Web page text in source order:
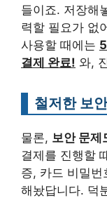
들이죠. 저장해
력할 필요가 없
사용할 때에는
결제 완료! 와,
철저한 보
물론, 보안 문제
결제를 진행할
증, 카드 비밀번
해놨답니다. 덕